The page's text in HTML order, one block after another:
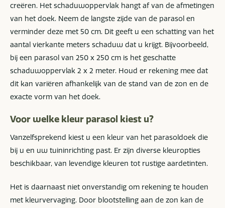
creëren. Het schaduwoppervlak hangt af van de afmetingen
van het doek. Neem de langste zijde van de parasol en
verminder deze met 50 cm. Dit geeft u een schatting van het
aantal vierkante meters schaduw dat u krijgt. Bijvoorbeeld,
bij een parasol van 250 x 250 cm is het geschatte
schaduwoppervlak 2 x 2 meter. Houd er rekening mee dat
dit kan variëren afhankelijk van de stand van de zon en de
exacte vorm van het doek.
Voor welke kleur parasol kiest u?
Vanzelfsprekend kiest u een kleur van het parasoldoek die
bij u en uw tuininrichting past. Er zijn diverse kleuropties
beschikbaar, van levendige kleuren tot rustige aardetinten.
Het is daarnaast niet onverstandig om rekening te houden
met kleurvervaging. Door blootstelling aan de zon kan de